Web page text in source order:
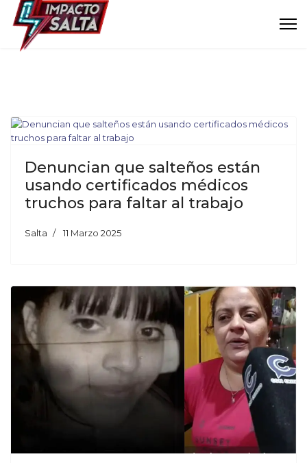
Denuncian que salteños están
usando certificados médicos
truchos para faltar al trabajo
Salta 11 Marzo 2025